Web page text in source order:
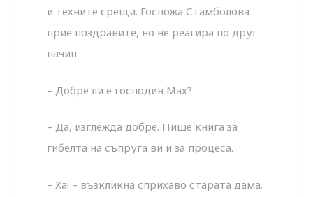
и техните срещи. Госпожа Стамболова
прие поздравите, но не реагира по друг
начин.
– Добре ли е господин Мах?
– Да, изглежда добре. Пише книга за
гибелта на съпруга ви и за процеса.
– Ха! – възкликна сприхаво старата дама.